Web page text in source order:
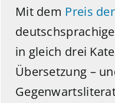
Mit dem Preis
in gleich drei
Übersetzung –